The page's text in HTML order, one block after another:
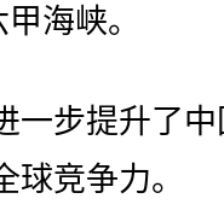
海峡。
步提升了中
竞争力。